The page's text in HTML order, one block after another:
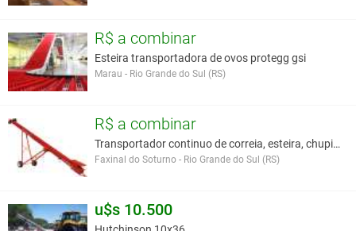
R$ a combinar
Esteira transportadora de ovos protegg gsi
Marau - Rio Grande do Sul (RS)
R$ a combinar
Transportador continuo de correia, esteira, chupim
Faxinal do Soturno - Rio Grande do Sul (RS)
u$s 10.500